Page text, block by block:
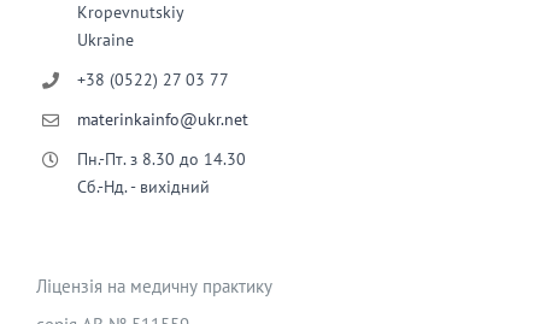
Kropevnutskiy
Ukraine
+38 (0522) 27 03 77
materinkainfo@ukr.net
Пн.-Пт. з 8.30 до 14.30
Сб.-Нд. - вихідний
Ліцензія на медичну практику